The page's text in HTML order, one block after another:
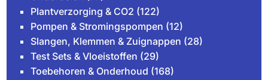
Plantverzorging & CO2 (122)
Pompen & Stromingspompen (12)
Slangen, Klemmen & Zuignappen (28)
Test Sets & Vloeistoffen (29)
Toebehoren & Onderhoud (168)